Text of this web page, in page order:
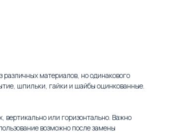
материалов, но одинакового
шпильки, гайки и шайбы оцинкованные.
вертикально или горизонтально. Важно
возможно после замены